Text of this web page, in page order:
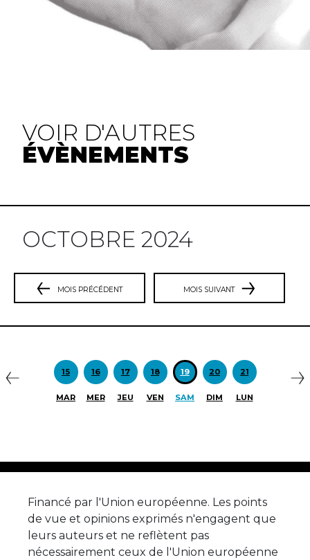
VOIR D'AUTRES
ÉVÈNEMENTS
OCTOBRE 2024
MOIS PRÉCÉDENT MOIS SUIVANT
15
MAR
16
MER
17
JEU
18
VEN
19
SAM
20
DIM
21
LUN
Financé par l'Union européenne. Les points
de vue et opinions exprimés n'engagent que
leurs auteurs et ne reflètent pas
nécessairement ceux de l'Union européenne